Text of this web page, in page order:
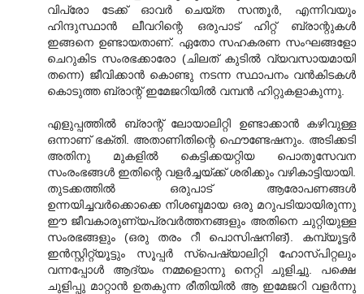
വിപ്രോ ടേക്ക് ഓവര്‍ ചെയ്ത സന്തൂര്‍, എന്നിവയും
ഹിന്ദുസ്ഥാന്‍ ലീവറിന്റെ ഒരുപാട് ഹിറ്റ് ബ്രാന്റുകള്‍
ഇങ്ങനെ ഉണ്ടായതാണ്. ഏതോ സഹകരണ സംഘങ്ങളോ
ചെറുകിട സംരഭക്കാരോ (ചിലത് കുടില്‍ വ്യവസായമായി
തന്നെ) ജീവിക്കാന്‍ കൊണ്ടു നടന്ന സ്ഥാപനം വന്‍‌കിടകള്‍
കൊടുത്ത ബ്രാന്റ് ഇമേജറിയില്‍ വമ്പന്‍ ഹിറ്റുകളാകുന്നു.
എളുപ്പത്തില്‍ ബ്രാന്റ് ലോയാലിറ്റി ഉണ്ടാക്കാന്‍ കഴിവുള്ള
ഒന്നാണ് ഭക്തി. അതാണിതിന്റെ ഫൌണ്ടേഷനും. അടിക്കടി
അതിനു മുകളില്‍ കെട്ടിക്കയറ്റിയ പൊതുസേവന
സംരംഭങ്ങള്‍ ഇതിന്റെ വളര്‍ച്ചയ്ക്ക് ശരിക്കും വഴികാട്ടിയായി.
തുടക്കത്തില്‍ ഒരുപാട് ആരോപണങ്ങള്‍
ഉന്നയിച്ചവര്‍ക്കൊക്കെ നിശബ്ദമായ ഒരു മറുപടിയായിരുന്നു
ഈ ജീവകാരുണ്യപ്രവര്‍ത്തനങ്ങളും അതിനെ ചുറ്റിയുള്ള
സംരഭങ്ങളും (ഒരു തരം റീ പൊസിഷനിങ്). കമ്പ്യൂട്ടര്‍
ഇന്‍സ്റ്റിറ്റ്യൂട്ടും സൂപ്പര്‍ സ്പെഷ്യാലിറ്റി ഹോസ്പിറ്റലും
വന്നപ്പോള്‍ ആദ്യം നമ്മളൊന്നു നെറ്റി ചുളിച്ചു. പക്ഷെ
ചുളിപ്പു മാറ്റാന്‍ ഉതകുന്ന രീതിയില്‍ ആ ഇമേജറി വളര്‍ന്നു